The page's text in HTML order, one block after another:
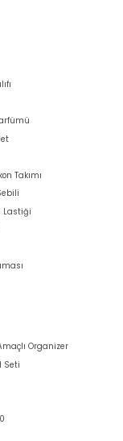
Takımı
Lastiği
Organizer
Seti